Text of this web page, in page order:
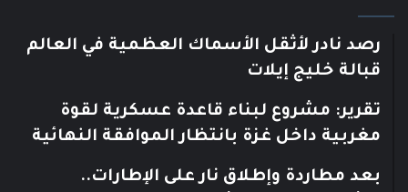
رصد نادر لأثقل الأسماك العظمية في العالم
قبالة خليج إيلات
تقرير: مشروع لبناء قاعدة عسكرية لقوة
مغربية داخل غزة بانتظار الموافقة النهائية
بعد مطاردة وإطلاق نار على الإطارات..